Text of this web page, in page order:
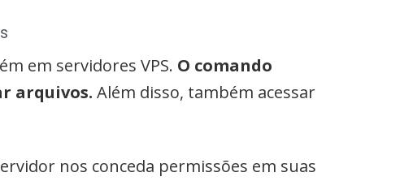
em servidores VPS. O comando
arquivos. Além disso, também acessar
nos conceda permissões em suas